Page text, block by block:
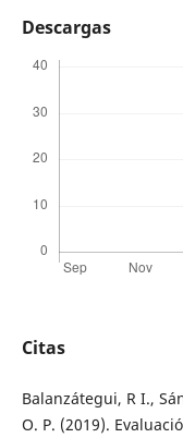
Descargas
Citas
Balanzátegui, R I.,
O. P. (2019).